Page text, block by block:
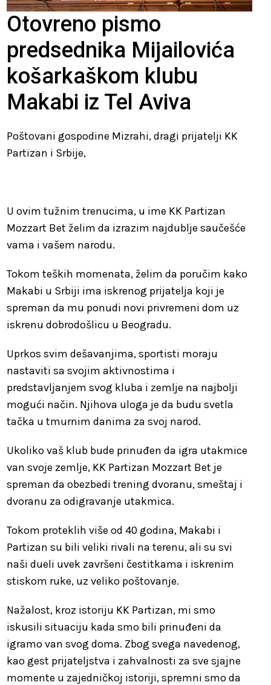
Otovreno pismo
predsednika Mijailovića
košarkaškom klubu
Makabi iz Tel Aviva
Poštovani gospodine Mizrahi, dragi prijatelji KK
Partizan i Srbije,
U ovim tužnim trenucima, u ime KK Partizan
Mozzart Bet želim da izrazim najdublje saučešće
vama i vašem narodu.
Tokom teških momenata, želim da poručim kako
Makabi u Srbiji ima iskrenog prijatelja koji je
spreman da mu ponudi novi privremeni dom uz
iskrenu dobrodošlicu u Beogradu.
Uprkos svim dešavanjima, sportisti moraju
nastaviti sa svojim aktivnostima i
predstavljanjem svog kluba i zemlje na najbolji
mogući način. Njihova uloga je da budu svetla
tačka u tmurnim danima za svoj narod.
Ukoliko vaš klub bude prinuđen da igra utakmice
van svoje zemlje, KK Partizan Mozzart Bet je
spreman da obezbedi trening dvoranu, smeštaj i
dvoranu za odigravanje utakmica.
Tokom proteklih više od 40 godina, Makabi i
Partizan su bili veliki rivali na terenu, ali su svi
naši dueli uvek završeni čestitkama i iskrenim
stiskom ruke, uz veliko poštovanje.
Nažalost, kroz istoriju KK Partizan, mi smo
iskusili situaciju kada smo bili prinuđeni da
igramo van svog doma. Zbog svega navedenog,
kao gest prijateljstva i zahvalnosti za sve sjajne
momente u zajedničkoj istoriji, spremni smo da